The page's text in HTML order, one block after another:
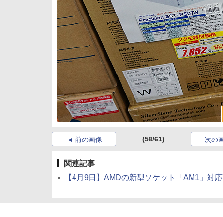
前の画像 (58/61) 次の
関連記事
【4月9日】AMDの新型ソケット「AM1」対